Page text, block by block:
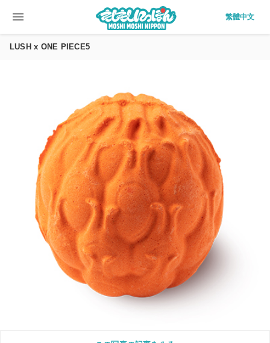
menu 繁體中文
LUSH x ONE PIECE5